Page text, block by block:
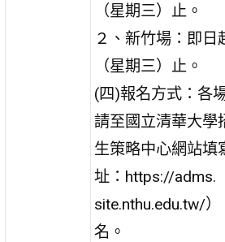
（星期三）止。
２、新竹場：即日
（星期三）止。
(四)報名方式：各
請至國立清華大學
生策略中心網站填
址：https://adms.
site.nthu.edu.tw/
名。